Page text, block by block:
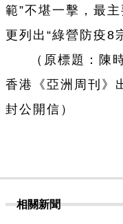
範”不堪一擊，最
更列出“綠營防疫8
（原標題：陳
香港《亞洲周刊》
封公開信）
相關新聞